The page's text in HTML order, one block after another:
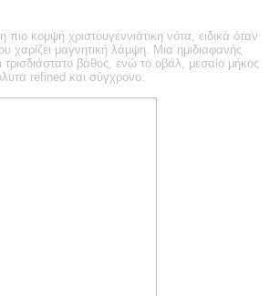
πιο κομψή χριστουγεννιάτικη νότα, ειδικά όταν
χαρίζει μαγνητική λάμψη. Μια ημιδιαφανής
τρισδιάστατο βάθος, ενώ το οβάλ, μεσαίο μήκος
refined και σύγχρονο.